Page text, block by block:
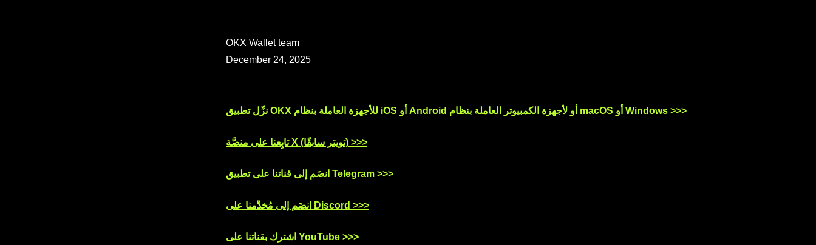
OKX Wallet team
December 24, 2025
نزِّل تطبيق OKX للأجهزة العاملة بنظام iOS أو Android أو لأجهزة الكمبيوتر العاملة بنظام macOS أو Windows >>>
تابِعنا على منصَّة X (تويتر سابقًا) >>>
انضَم إلى قناتنا على تطبيق Telegram >>>
انضَم إلى مُخدِّمنا على Discord >>>
اشترك بقناتنا على YouTube >>>